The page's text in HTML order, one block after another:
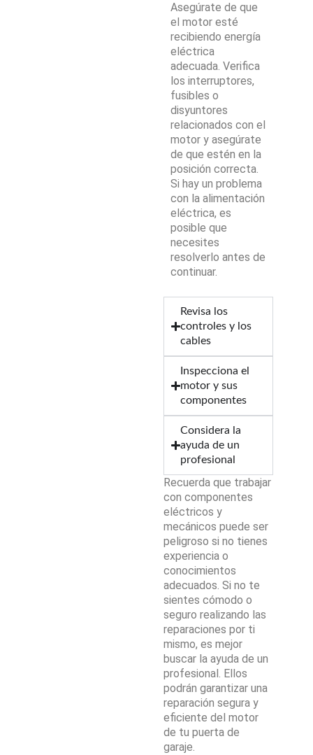
Asegúrate de que
el motor esté
recibiendo energía
eléctrica
adecuada. Verifica
los interruptores,
fusibles o
disyuntores
relacionados con el
motor y asegúrate
de que estén en la
posición correcta.
Si hay un problema
con la alimentación
eléctrica, es
posible que
necesites
resolverlo antes de
continuar.
Revisa los
controles y los
cables
Inspecciona el
motor y sus
componentes
Considera la
ayuda de un
profesional
Recuerda que trabajar
con componentes
eléctricos y
mecánicos puede ser
peligroso si no tienes
experiencia o
conocimientos
adecuados. Si no te
sientes cómodo o
seguro realizando las
reparaciones por ti
mismo, es mejor
buscar la ayuda de un
profesional. Ellos
podrán garantizar una
reparación segura y
eficiente del motor
de tu puerta de
garaje.